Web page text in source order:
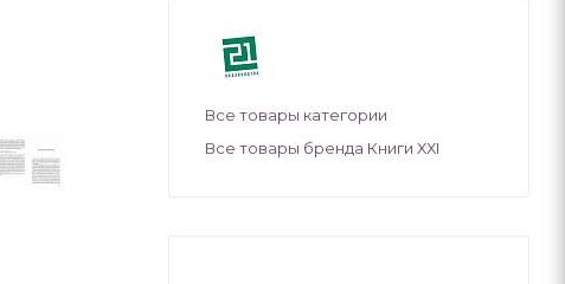
Все товары категории
Все товары бренда Книги ХХІ